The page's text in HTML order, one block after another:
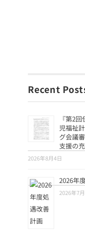
Recent
『第2
児福祉
グ会議
支援の
2026年8月4日
2026年
2026年7